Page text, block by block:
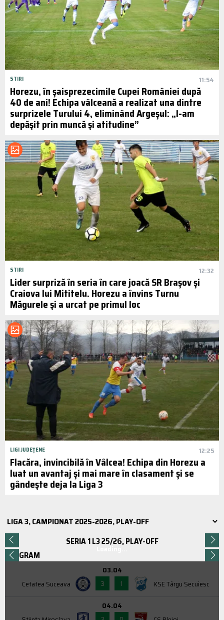
STIRI 11:54
Horezu, în șaisprezecimile Cupei României după
40 de ani! Echipa vâlceană a realizat una dintre
surprizele Turului 4, eliminând Argeșul: „I-am
depășit prin muncă și atitudine”
STIRI 12:32
Lider surpriză în seria în care joacă SR Brașov și
Craiova lui Mititelu. Horezu a învins Turnu
Măgurele și a urcat pe primul loc
LIGI JUDEȚENE 12:25
Flacăra, invincibilă în Vâlcea! Echipa din Horezu a
luat un avantaj și mai mare în clasament și se
gândește deja la Liga 3
SERIA 1 L3 25/26, PLAY-OFF
PROGRAM
Cetatea Suceava
03.04
3
1 KSE Târgu Secuiesc
04.04